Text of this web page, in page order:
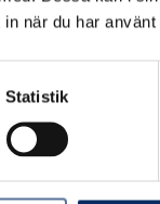
när du har
Statistik